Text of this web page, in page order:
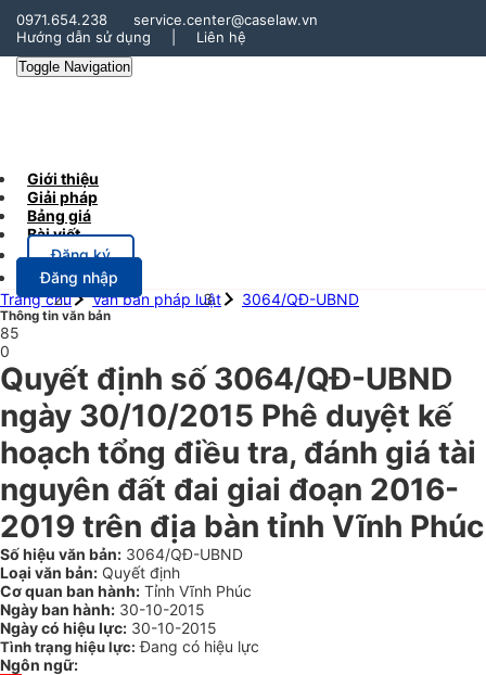
0971.654.238
service.center@caselaw.vn
Hướng dẫn sử dụng
Liên hệ
Toggle Navigation
Giới thiệu
Giải pháp
Bảng giá
Bài viết
Đăng ký
Đăng nhập
Trang chủ
Văn bản pháp luật 3064/QĐ-UBND
Thông tin văn bản
85
0
Quyết định số 3064/QĐ-UBND
ngày 30/10/2015 Phê duyệt kế
hoạch tổng điều tra, đánh giá tài
nguyên đất đai giai đoạn 2016-
2019 trên địa bàn tỉnh Vĩnh Phúc
Số hiệu văn bản: 3064/QĐ-UBND
Loại văn bản: Quyết định
Cơ quan ban hành: Tỉnh Vĩnh Phúc
Ngày ban hành: 30-10-2015
Ngày có hiệu lực: 30-10-2015
Tình trạng hiệu lực: Đang có hiệu lực
Ngôn ngữ: